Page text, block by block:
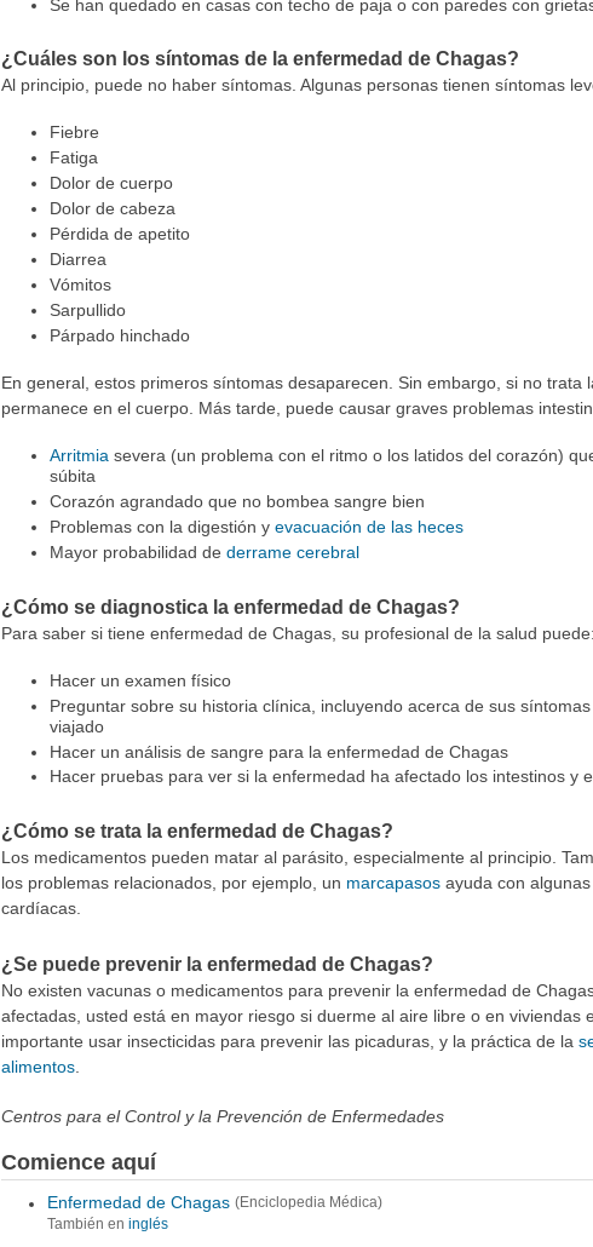
Se han quedado en casas con techo de paja o con paredes con
¿Cuáles son los síntomas de la enfermedad de Chagas?
Al principio, puede no haber síntomas. Algunas personas tienen síntomas
Fiebre
Fatiga
Dolor de cuerpo
Dolor de cabeza
Pérdida de apetito
Diarrea
Vómitos
Sarpullido
Párpado hinchado
En general, estos primeros síntomas desaparecen. Sin embargo, si no trata
permanece en el cuerpo. Más tarde, puede causar graves problemas
Arritmiasevera (un problema con el ritmo o los latidos del corazón)
súbita
Corazón agrandado que no bombea sangre bien
Problemas con la digestión y evacuación de las heces
Mayor probabilidad de derrame cerebral
¿Cómo se diagnostica la enfermedad de Chagas?
Para saber si tiene enfermedad de Chagas, su profesional de la salud puede:
Hacer un examen físico
Preguntar sobre su historia clínica, incluyendo acerca de sus
viajado
Hacer un análisis de sangre para la enfermedad de Chagas
Hacer pruebas para ver si la enfermedad ha afectado los intestinos y
¿Cómo se trata la enfermedad de Chagas?
Los medicamentos pueden matar al parásito, especialmente al principio.
los problemas relacionados, por ejemplo, un marcapasosayuda con
cardíacas.
¿Se puede prevenir la enfermedad de Chagas?
No existen vacunas o medicamentos para prevenir la enfermedad de
afectadas, usted está en mayor riesgo si duerme al aire libre o en viviendas
importante usar insecticidas para prevenir las picaduras, y la práctica de la
alimentos.
Centros para el Control y la Prevención de Enfermedades
Comience aquí
Enfermedad de Chagas (Enciclopedia Médica)
También en inglés